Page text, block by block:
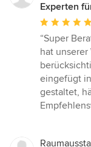
Experten
Bewertung:
5
von
5
Sternen
“Super
hat
eingefügt
gestaltet,